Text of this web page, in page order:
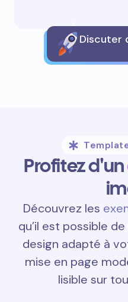
Discuter
Profitez d'un
Découvrez les
qu’il est possible
design adapté à
mise en page
lisible sur